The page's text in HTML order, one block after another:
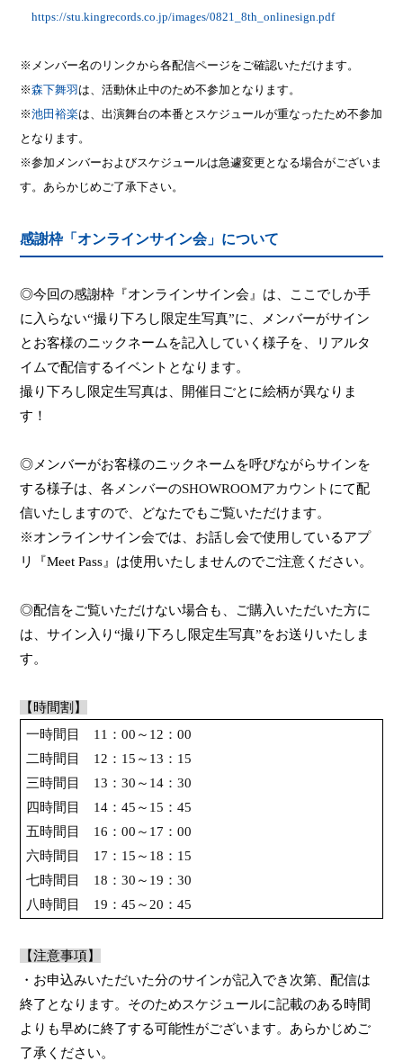
https://stu.kingrecords.co.jp/images/0821_8th_onlinesign.pdf
※メンバー名のリンクから各配信ページをご確認いただけます。
※森下舞羽は、活動休止中のため不参加となります。
※池田裕楽は、出演舞台の本番とスケジュールが重なったため不参加
となります。
※参加メンバーおよびスケジュールは急遽変更となる場合がございま
す。あらかじめご了承下さい。
感謝枠「オンラインサイン会」について
◎今回の感謝枠『オンラインサイン会』は、ここでしか手
に入らない“撮り下ろし限定生写真”に、メンバーがサイン
とお客様のニックネームを記入していく様子を、リアルタ
イムで配信するイベントとなります。
撮り下ろし限定生写真は、開催日ごとに絵柄が異なりま
す！
◎メンバーがお客様のニックネームを呼びながらサインを
する様子は、各メンバーのSHOWROOMアカウント にて配
信いたしますので、どなたでもご覧いただけます。
※オンラインサイン会では、お話し会で使用しているアプ
リ『Meet Pass』は使用いたしませんのでご注意ください。
◎配信をご覧いただけない場合も、ご購入いただいた方に
は、サイン入り“撮り下ろし限定生写真”をお送りいたしま
す。
【時間割】
一時間目 11 ：00 ～ 12 ：00
二時間目 12 ： 15 ～ 13 ： 15
三時間目 13 ：30 ～ 14 ：30
四時間目 14 ：45 ～ 15 ：45
五時間目 16 ：00 ～ 17 ：00
六時間目 17 ： 15 ～ 18 ： 15
七時間目 18 ：30 ～ 19 ：30
八時間目 19 ：45 ～ 20 ：45
【注意事項】
・お申込みいただいた分のサインが記入でき次第、配信は
終了となります。そのためスケジュールに記載のある時間
よりも早めに終了する可能性がございます。あらかじめご
了承ください。